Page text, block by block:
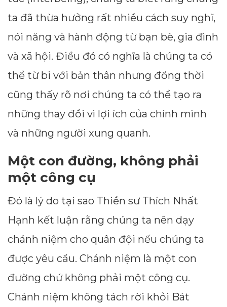
ta đã thừa hưởng rất nhiều cách suy nghĩ,
nói năng và hành động từ bạn bè, gia đình
và xã hội. Điều đó có nghĩa là chúng ta có
thể từ bi với bản thân nhưng đồng thời
cũng thấy rõ nơi chúng ta có thể tạo ra
những thay đổi vì lợi ích của chính mình
và những người xung quanh.
Một con đường, không phải
một công cụ
Đó là lý do tại sao Thiền sư Thích Nhất
Hạnh kết luận rằng chúng ta nên dạy
chánh niệm cho quân đội nếu chúng ta
được yêu cầu. Chánh niệm là một con
đường chứ không phải một công cụ.
Chánh niệm không tách rời khỏi Bát